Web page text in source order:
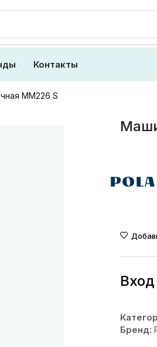
Контакты
MM226 S
Бренд: